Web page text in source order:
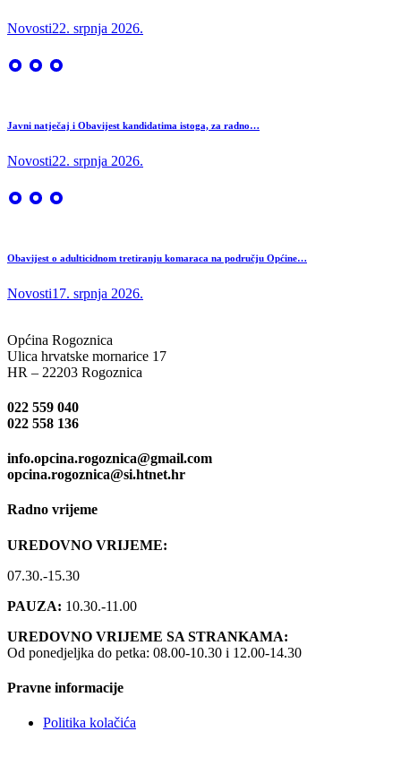
Novosti22. srpnja 2026.
Javni natječaj i Obavijest kandidatima istoga, za radno…
Novosti22. srpnja 2026.
Obavijest o adulticidnom tretiranju komaraca na području Općine…
Novosti17. srpnja 2026.
Općina Rogoznica
Ulica hrvatske mornarice 17
HR – 22203 Rogoznica
022 559 040
022 558 136
info.opcina.rogoznica@gmail.com
opcina.rogoznica@si.htnet.hr
Radno vrijeme
UREDOVNO VRIJEME:
07.30.-15.30
PAUZA: 10.30.-11.00
UREDOVNO VRIJEME SA STRANKAMA:
Od ponedjeljka do petka: 08.00-10.30 i 12.00-14.30
Pravne informacije
Politika kolačića